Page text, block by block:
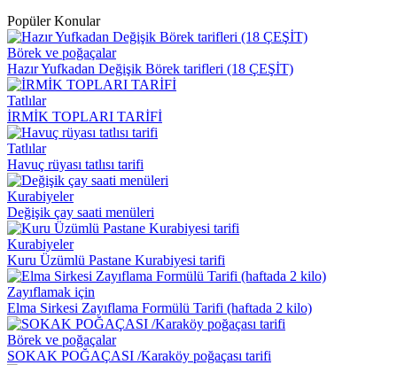
Popüler Konular
Börek ve poğaçalar
Hazır Yufkadan Değişik Börek tarifleri (18 ÇEŞİT)
Tatlılar
İRMİK TOPLARI TARİFİ
Tatlılar
Havuç rüyası tatlısı tarifi
Kurabiyeler
Değişik çay saati menüleri
Kurabiyeler
Kuru Üzümlü Pastane Kurabiyesi tarifi
Zayıflamak için
Elma Sirkesi Zayıflama Formülü Tarifi (haftada 2 kilo)
Börek ve poğaçalar
SOKAK POĞAÇASI /Karaköy poğaçası tarifi